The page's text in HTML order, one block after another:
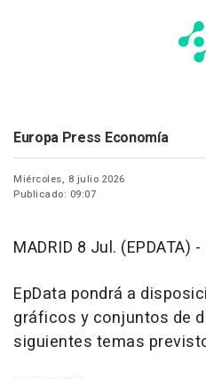
Europa Press Economía
Miércoles, 8 julio 2026
Publicado: 09:07
MADRID 8 Jul. (EPDATA) -
EpData pondrá a
gráficos y conjuntos de
siguientes temas